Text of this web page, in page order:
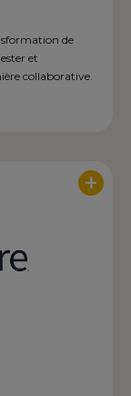
de
et
collaborative.
+